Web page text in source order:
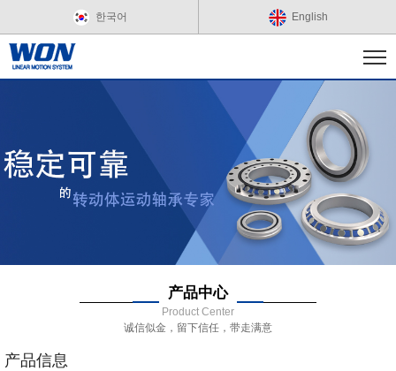
한국어 English
产品中心
Product Center
诚信似金，留下信任，带走满意
产品信息